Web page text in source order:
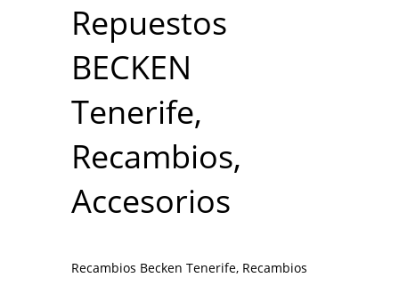
Repuestos
BECKEN
Tenerife,
Recambios,
Accesorios
Recambios Becken Tenerife, Recambios